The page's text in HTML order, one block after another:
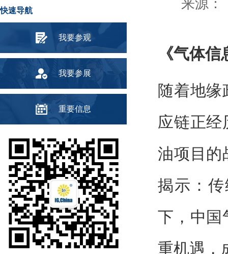
快速导航
我要参观
我要参展
重要信息
来源
《气体
随着地
应链正
油项目的
揭示：
下，中国
重机遇，